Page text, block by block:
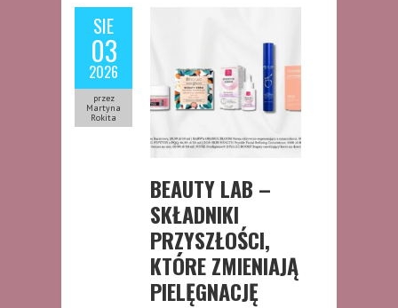
SIE
03
2026
przez
Martyna
Rokita
BEAUTY LAB –
SKŁADNIKI
PRZYSZŁOŚCI,
KTÓRE ZMIENIAJĄ
PIELĘGNACJĘ